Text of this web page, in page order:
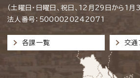
（土曜日・日曜日、祝日、12月29日から1月3
法人番号：5000020242071
各課一覧 交通